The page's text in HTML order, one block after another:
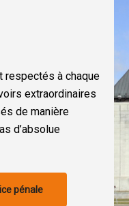
à chaque
extraordinaires
de manière
d’absolue
pénale